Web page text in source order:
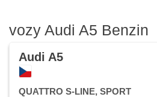
vozy Audi A5 Benzin
Audi A5
QUATTRO S-LINE, SPORT